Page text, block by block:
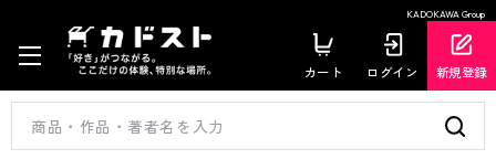
KADOKAWA Group
カート ログイン 新規登録